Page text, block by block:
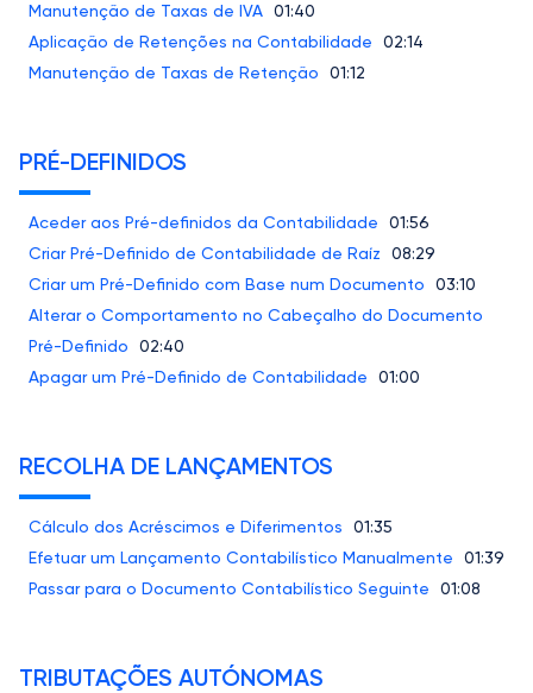
Manutenção de Taxas de IVA 01:40
Aplicação de Retenções na Contabilidade
02:14
Manutenção de Taxas de Retenção
01:12
PRÉ-DEFINIDOS
Aceder aos Pré-definidos da Contabilidade
01:56
Criar Pré-Definido de Contabilidade de Raíz
08:29
Criar um Pré-Definido com Base num Documento
03:10
Alterar o Comportamento no Cabeçalho do Documento
Pré-Definido
02:40
Apagar um Pré-Definido de Contabilidade
01:00
RECOLHA DE LANÇAMENTOS
Cálculo dos Acréscimos e Diferimentos
01:35
Efetuar um Lançamento Contabilístico Manualmente
01:39
Passar para o Documento Contabilístico Seguinte
01:08
TRIBUTAÇÕES AUTÓNOMAS